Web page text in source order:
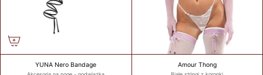
YUNA Nero Bandage Amour Thong